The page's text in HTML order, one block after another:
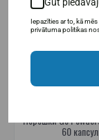
Порошки Go
60
Iepazīties ar to, kā
privātuma politikas